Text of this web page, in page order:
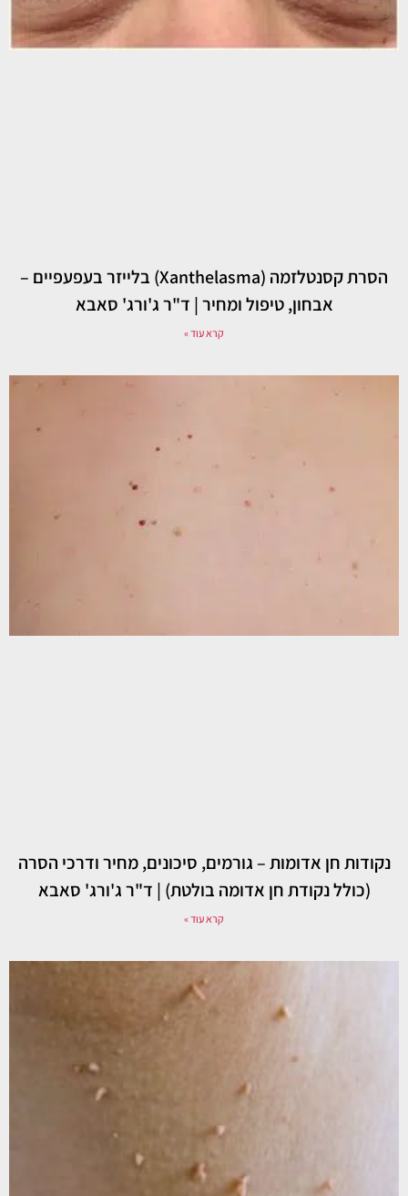
הסרת קסנטלזמה (Xanthelasma) בלייזר בעפעפיים –
אבחון, טיפול ומחיר | ד"ר ג'ורג' סאבא
קרא עוד »
נקודות חן אדומות – גורמים, סיכונים, מחיר ודרכי הסרה
(כולל נקודת חן אדומה בולטת) | ד"ר ג'ורג' סאבא
קרא עוד »